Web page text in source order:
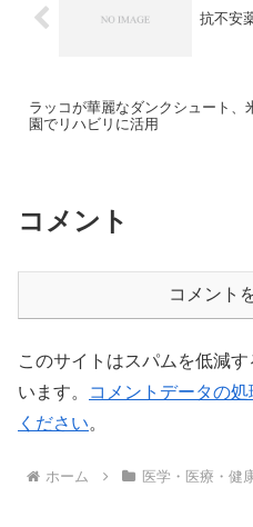
抗不安
ラッコが華麗なダンクシュート、
園でリハビリに活用
コメント
コメント
このサイトはスパムを低減
います。
コメントデータの
ください。
ホーム 医学・医療・健